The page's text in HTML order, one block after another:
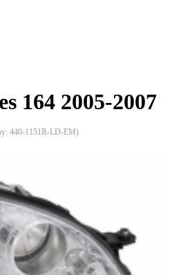
164 2005-2007
440-1151R-LD-EM)